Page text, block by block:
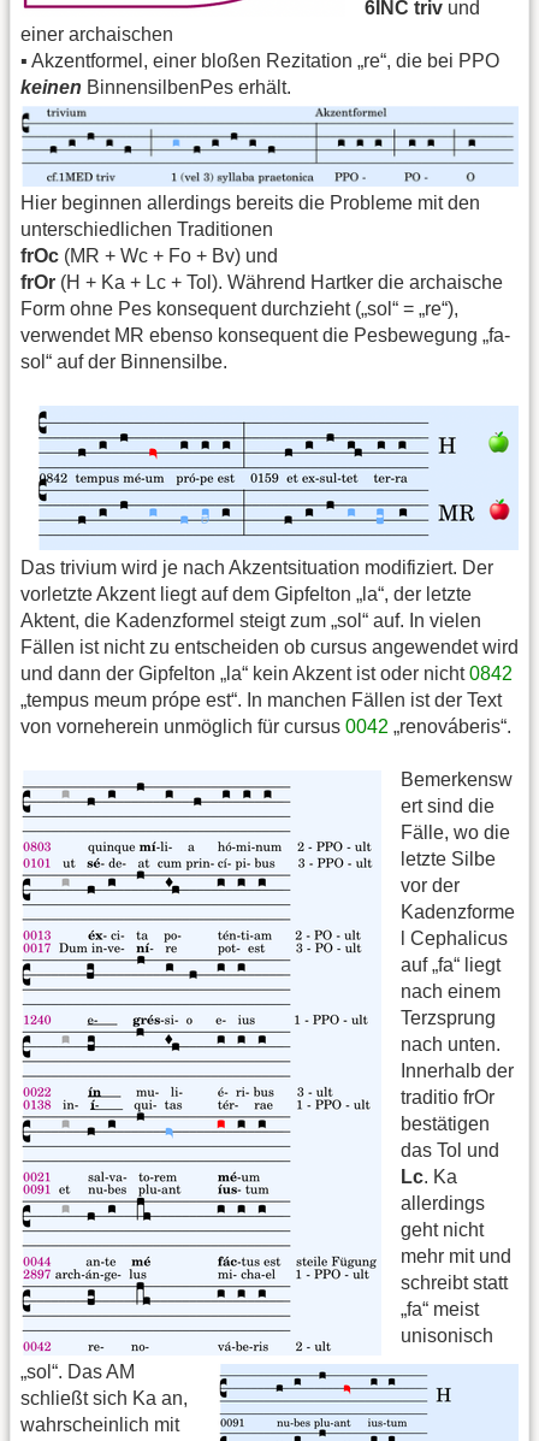
6INC triv und
einer archaischen
▪️ Akzentformel, einer bloßen Rezitation „re“, die bei PPO
keinen BinnensilbenPes erhält.
Hier beginnen allerdings bereits die Probleme mit den
unterschiedlichen Traditionen
frOc (MR + Wc + Fo + Bv) und
frOr (H + Ka + Lc + Tol). Während Hartker die archaische
Form ohne Pes konsequent durchzieht („sol“ = „re“),
verwendet MR ebenso konsequent die Pesbewegung „fa-
sol“ auf der Binnensilbe.
Das trivium wird je nach Akzentsituation modifiziert. Der
vorletzte Akzent liegt auf dem Gipfelton „la“, der letzte
Aktent, die Kadenzformel steigt zum „sol“ auf. In vielen
Fällen ist nicht zu entscheiden ob cursus angewendet wird
und dann der Gipfelton „la“ kein Akzent ist oder nicht0842
„tempus meum própe est“. In manchen Fällen ist der Text
von vorneherein unmöglich für cursus 0042 „renováberis“.
Bemerkensw
ert sind die
Fälle, wo die
letzte Silbe
vor der
Kadenzforme
l Cephalicus
auf „fa“ liegt
nach einem
Terzsprung
nach unten.
Innerhalb der
traditio frOr
bestätigen
das Tol und
Lc. Ka
allerdings
geht nicht
mehr mit und
schreibt statt
„fa“ meist
unisonisch
„sol“. Das AM
schließt sich Ka an,
wahrscheinlich mit